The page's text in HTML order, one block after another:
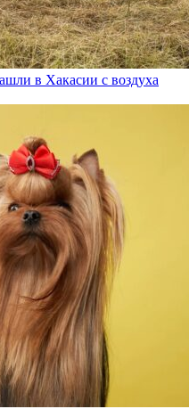
в Хакасии с воздуха